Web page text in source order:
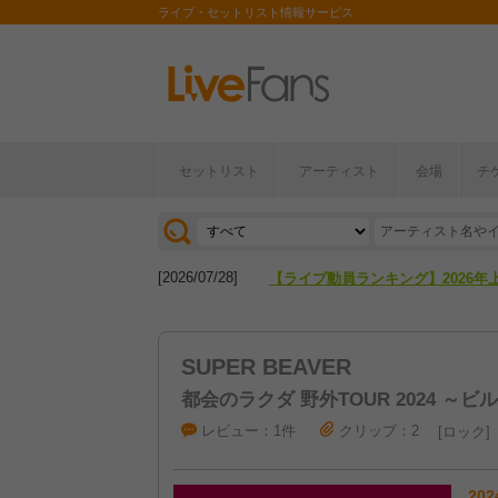
ライブ・セットリスト情報サービス
セットリスト アーティスト 会場 チ
[2026/04/27] 【フェス特集2026】フェス情報は
[2026/07/28] 【ライブ動員ランキング】2026年
SUPER BEAVER
都会のラクダ 野外TOUR 2024 ～ビ
レビュー：1件 クリップ：2 ロック